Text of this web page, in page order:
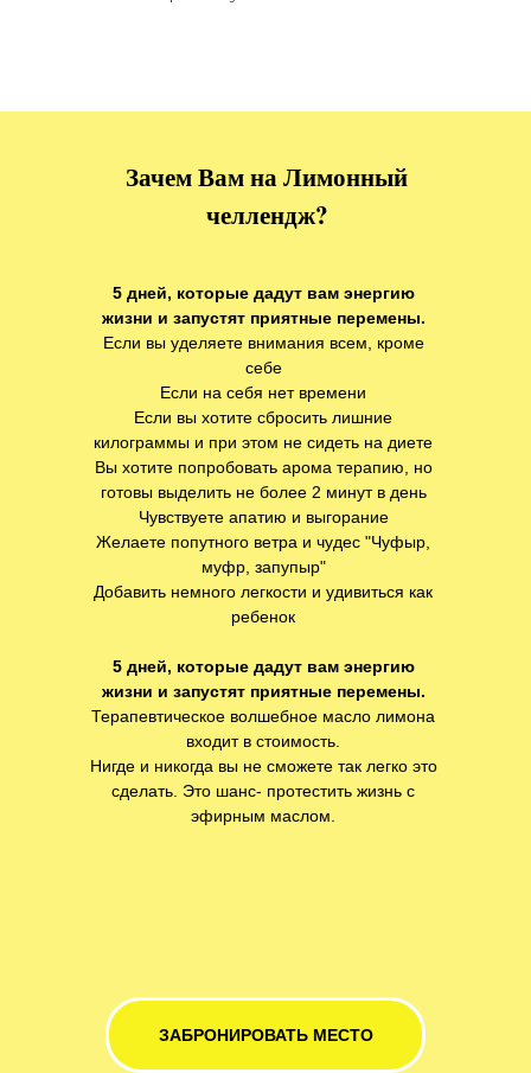
Зачем Вам на Лимонный
челлендж?
5 дней, которые дадут вам энергию
жизни и запустят приятные перемены.
Если вы уделяете внимания всем, кроме
себе
Если на себя нет времени
Если вы хотите сбросить лишние
килограммы и при этом не сидеть на диете
Вы хотите попробовать арома терапию, но
готовы выделить не более 2 минут в день
Чувствуете апатию и выгорание
Желаете попутного ветра и чудес "Чуфыр,
муфр, запупыр"
Добавить немного легкости и удивиться как
ребенок
5 дней, которые дадут вам энергию
жизни и запустят приятные перемены.
Терапевтическое волшебное масло лимона
входит в стоимость.
Нигде и никогда вы не сможете так легко это
сделать. Это шанс- протестить жизнь с
эфирным маслом.
ЗАБРОНИРОВАТЬ МЕСТО